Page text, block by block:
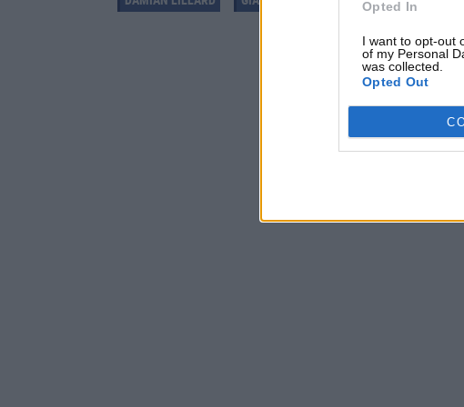
Opted In
I want to opt-out
of my Personal
was collected.
Opted Out